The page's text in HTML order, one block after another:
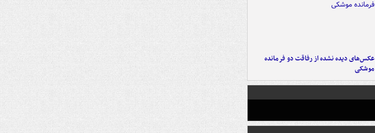
عکس‌های دیده نشده از رفاقت دو فرمانده‌
موشکی